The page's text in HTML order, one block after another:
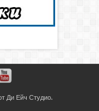
Ди Ейч Студио.